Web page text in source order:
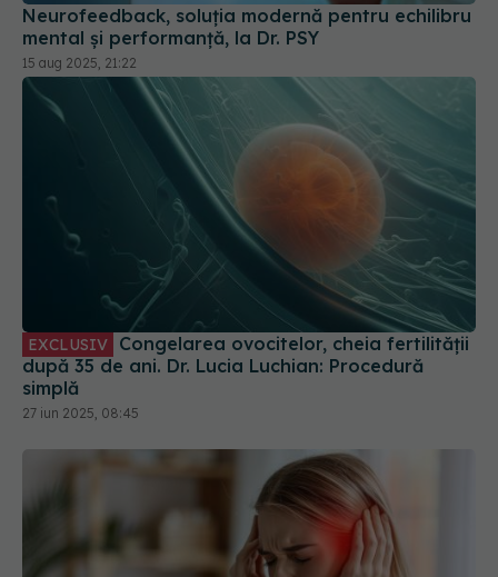
Neurofeedback, soluția modernă pentru echilibru
mental și performanță, la Dr. PSY
15 aug 2025, 21:22
EXCLUSIV
după 35 de ani. Dr. Lucia Luchian: Procedură
simplă
27 iun 2025, 08:45